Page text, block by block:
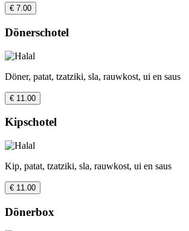
€ 7.00
Dönerschotel
Döner, patat, tzatziki, sla, rauwkost, ui en saus
€ 11.00
Kipschotel
Kip, patat, tzatziki, sla, rauwkost, ui en saus
€ 11.00
Dönerbox